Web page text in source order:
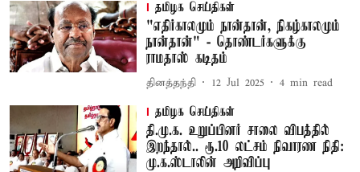
தமிழக செய்திகள்
"எதிர்காலமும் நான்தான், நிகழ்காலமும்
நான்தான்" - தொண்டர்களுக்கு
ராமதாஸ் கடிதம்
தினத்தந்தி 12 Jul 2025 4 min read
தமிழக செய்திகள்
தி.மு.க. உறுப்பினர் சாலை விபத்தில்
இறந்தால்.. ரூ.10 லட்சம் நிவாரண நிதி:
மு.க.ஸ்டாலின் அறிவிப்பு